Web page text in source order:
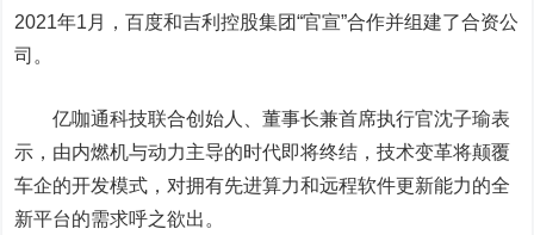
2021年1月，百度和吉利控股集团“官宣”合作并组建了合资公
司。
亿咖通科技联合创始人、董事长兼首席执行官沈子瑜表
示，由内燃机与动力主导的时代即将终结，技术变革将颠覆
车企的开发模式，对拥有先进算力和远程软件更新能力的全
新平台的需求呼之欲出。